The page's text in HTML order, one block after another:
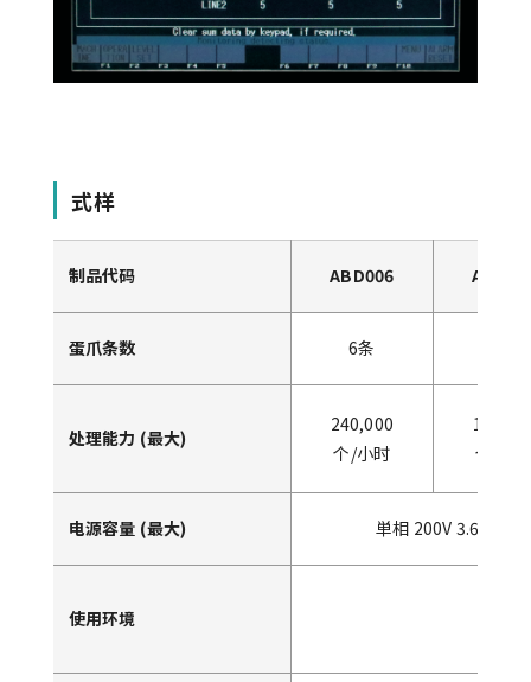
式样
制品代码 ABD006
蛋爪条数 6条
处理能力 (最大)
240,000
个/小时
个/小
电源容量 (最大) 単相 200V 3.6A
使用环境